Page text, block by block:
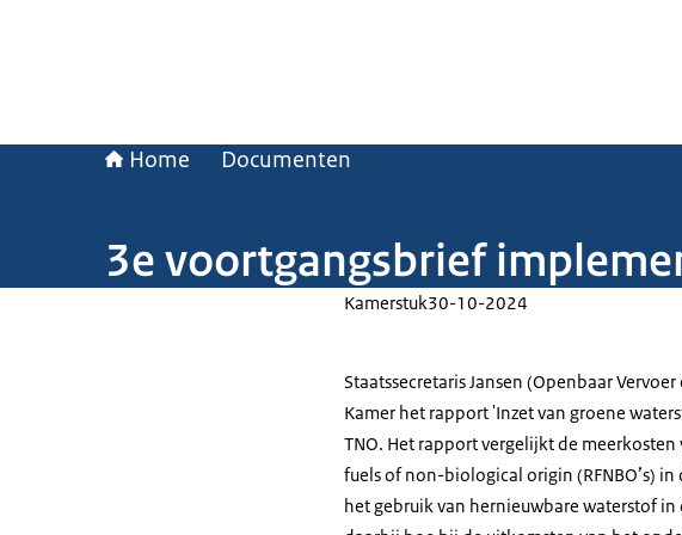
Home Documenten
3e voortgangsbrief
Kamerstuk30-10-2024
Staatssecretaris Jansen (Openbaar
Kamer het rapport 'Inzet van groene
TNO. Het rapport vergelijkt de
fuels of non-biological origin (RFNBO’s)
het gebruik van hernieuwbare waterstof